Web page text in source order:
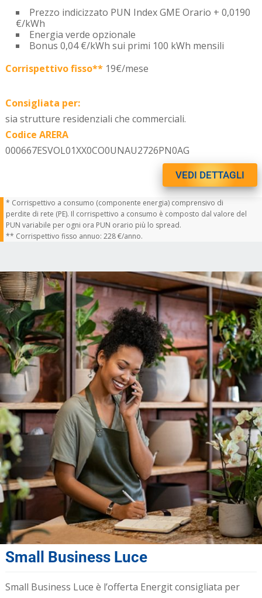
Prezzo indicizzato PUN Index GME Orario + 0,0190
€/kWh
Energia verde opzionale
Bonus 0,04 €/kWh sui primi 100 kWh mensili
Corrispettivo fisso** 19€/mese
Consigliata per:
sia strutture residenziali che commerciali.
Codice ARERA
000667ESVOL01XX0CO0UNAU2726PN0AG
VEDI DETTAGLI
* Corrispettivo a consumo (componente energia) comprensivo di
perdite di rete (PE). Il corrispettivo a consumo è composto dal valore del
PUN variabile per ogni ora PUN orario più lo spread.
** Corrispettivo fisso annuo: 228 €/anno.
Small Business Luce
Small Business Luce è l’offerta Energit consigliata per